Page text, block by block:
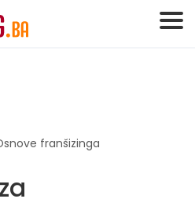
franšizinga